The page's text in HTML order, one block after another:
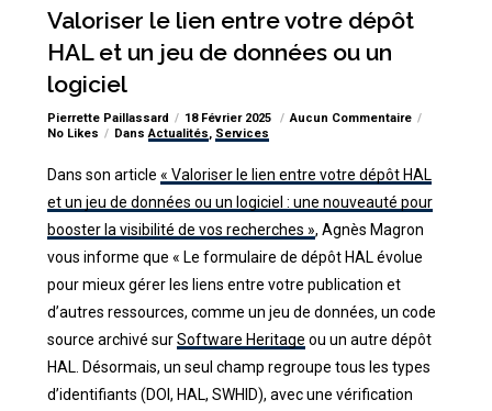
Valoriser le lien entre votre dépôt
HAL et un jeu de données ou un
logiciel
Pierrette Paillassard 18 Février 2025
Aucun Commentaire
No Likes
DansActualités, Services
Dans son article « Valoriser le lien entre votre dépôt HAL
et un jeu de données ou un logiciel : une nouveauté pour
booster la visibilité de vos recherches », Agnès Magron
vous informe que « Le formulaire de dépôt HAL évolue
pour mieux gérer les liens entre votre publication et
d’autres ressources, comme un jeu de données, un code
source archivé surSoftware Heritage ou un autre dépôt
HAL. Désormais, un seul champ regroupe tous les types
d’identifiants (DOI, HAL, SWHID), avec une vérification